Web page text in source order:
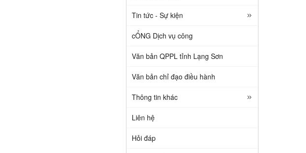
Tin tức - Sự kiện
cỔNG Dịch vụ công
Văn bản QPPL tỉnh Lạng Sơn
Văn bản chỉ đạo điều hành
Thông tin khác
Liên hệ
Hỏi đáp